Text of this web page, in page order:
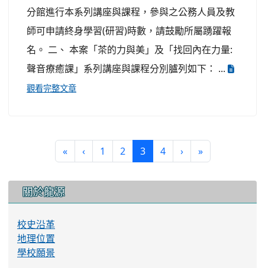
分館進行本系列講座與課程，參與之公務人員及教
師可申請終身學習(研習)時數，請鼓勵所屬踴躍報
名。 二、 本案「茶的力與美」及「找回內在力量:
聲音療癒課」系列講座與課程分別臚列如下： ...
觀看完整文章
« ‹ 1 2 3(current)
4 › »
關於龍源
校史沿革
地理位置
學校願景